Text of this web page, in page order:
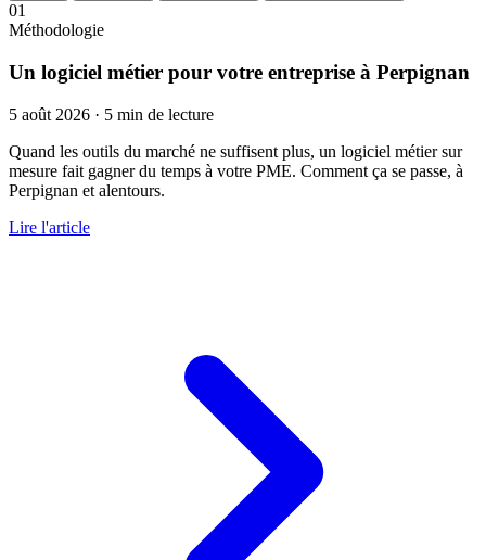
01
Méthodologie
Un logiciel métier pour votre entreprise à Perpignan
5 août 2026 · 5 min de lecture
Quand les outils du marché ne suffisent plus, un logiciel métier sur
mesure fait gagner du temps à votre PME. Comment ça se passe, à
Perpignan et alentours.
Lire l'article